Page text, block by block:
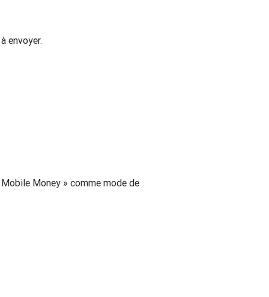
envoyer.
Money » comme mode de